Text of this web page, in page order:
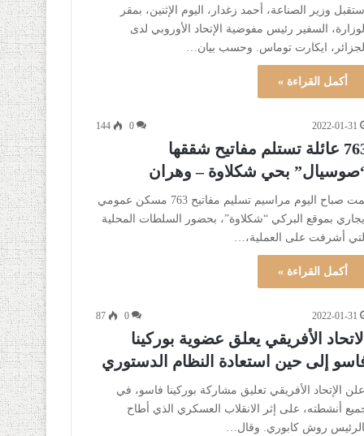
استقبل وزير الصناعة، أحمد زغدار، اليوم الإثنين، بمقر
الوزارة، السفير رئيس مفوضية الإتحاد الأوروبي لدى
الجزائر، ايكارت توماس. وحسب بيان…
أكمل القراءة »
2022-01-31
0
144
763 عائلة تستلم مفاتيح شققها
بحي شكلاوة – وهران
تمت صباح اليوم مراسيم تسليم مفاتيح 763 مسكن عمومي
إيجاري بموقع البركي “شكلاوة”، بحضور السلطات المحلية
التي أشرفت على العملية،…
أكمل القراءة »
2022-01-31
0
87
الاتحاد الأفريقي يعلق عضوية بوركينا
إلى حين استعادة النظام الدستوري
أعلن الإتحاد الأفريقي تعليق مشاركة بوركينا فاسو، في
أنشطته، على إثر الانقلاب العسكري الذي أطاح
روش كابوري. وقال…